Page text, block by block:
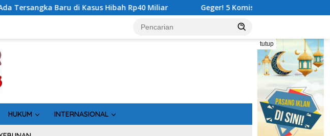
Rp40 Miliar Geger! 5 Komisioner KPU Kotim Ditahan Kejati Kalteng,
tutup
HUKUM INTERNASIONAL